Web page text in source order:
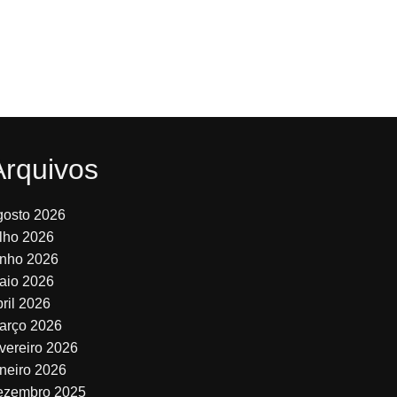
2026
2026
2026
2026
2026
2026
2026
2026
2025